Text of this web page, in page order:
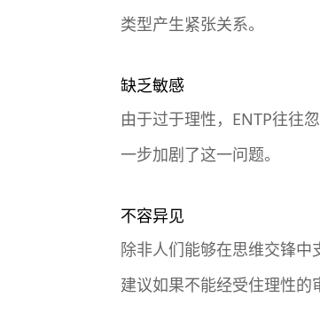
类型产生紧张关系。
缺乏敏感
由于过于理性，ENTP往往
一步加剧了这一问题。
不容异见
除非人们能够在思维交锋中
建议如果不能经受住理性的